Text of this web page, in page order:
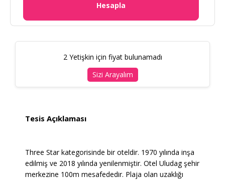
Hesapla
2 Yetişkin için fiyat bulunamadı
Sizi Arayalım
Tesis Açıklaması
Three Star kategorisinde bir oteldir. 1970 yılında inşa
edilmiş ve 2018 yılında yenilenmiştir. Otel Uludag şehir
merkezine 100m mesafededir. Plaja olan uzaklığı